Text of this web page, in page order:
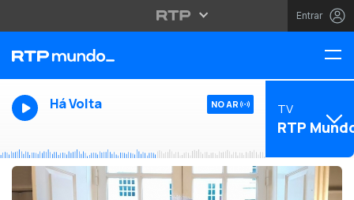
Entrar
Há Volta NO AR TV
RTP